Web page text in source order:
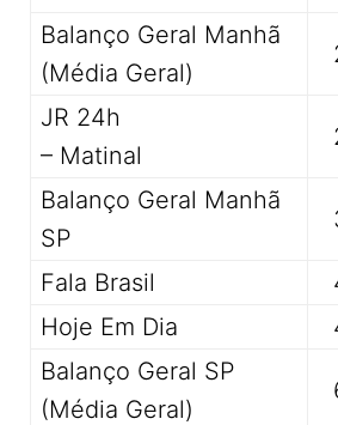
Balanço Geral Manhã
(Média Geral)
JR 24h
– Matinal
Balanço Geral Manhã
SP
Fala Brasil
Hoje Em Dia
Balanço Geral SP
(Média Geral)